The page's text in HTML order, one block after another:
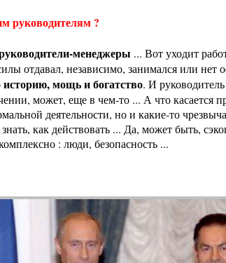
руководителям ?
менеджеры ... Вот уходит
отдавал, независимо, занимался или нет
историю, мощь и богатство. И
может, еще в чем-то ... А что касается
деятельности, но и какие-то
как действовать ... Да, может быть,
: люди, безопасность ...